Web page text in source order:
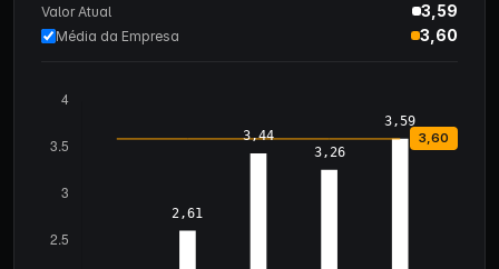
Valor Atual 3,59
Média da Empresa 3,60